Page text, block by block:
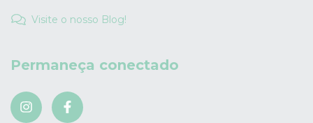
Visite o nosso Blog!
Permaneça conectado